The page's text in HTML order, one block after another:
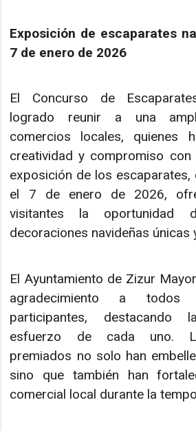
Exposición de escaparates
7 de enero de 2026
El Concurso de
logrado reunir a una
comercios locales, quienes
creatividad y compromiso con
exposición de los escaparates,
el 7 de enero de 2026,
visitantes la oportunidad
decoraciones navideñas únicas
El Ayuntamiento de Zizur
agradecimiento a todos
participantes, destacando
esfuerzo de cada uno.
premiados no solo han
sino que también han
comercial local durante la